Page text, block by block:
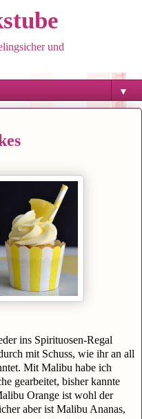
und
▼
ins Spirituosen-Regal
mit Schuss, wie ihr an all
Mit Malibu habe ich
gearbeitet, bisher kannte
Orange ist wohl der
aber ist Malibu Ananas,